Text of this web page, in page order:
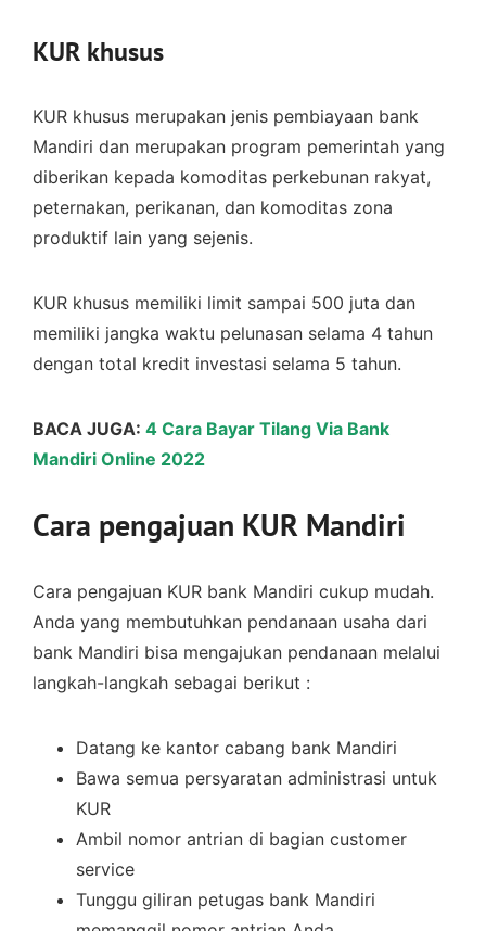
KUR khusus
KUR khusus merupakan jenis pembiayaan bank
Mandiri dan merupakan program pemerintah yang
diberikan kepada komoditas perkebunan rakyat,
peternakan, perikanan, dan komoditas zona
produktif lain yang sejenis.
KUR khusus memiliki limit sampai 500 juta dan
memiliki jangka waktu pelunasan selama 4 tahun
dengan total kredit investasi selama 5 tahun.
BACA JUGA: 4 Cara Bayar Tilang Via Bank
Mandiri Online 2022
Cara pengajuan KUR Mandiri
Cara pengajuan KUR bank Mandiri cukup mudah.
Anda yang membutuhkan pendanaan usaha dari
bank Mandiri bisa mengajukan pendanaan melalui
langkah-langkah sebagai berikut :
Datang ke kantor cabang bank Mandiri
Bawa semua persyaratan administrasi untuk
KUR
Ambil nomor antrian di bagian customer
service
Tunggu giliran petugas bank Mandiri